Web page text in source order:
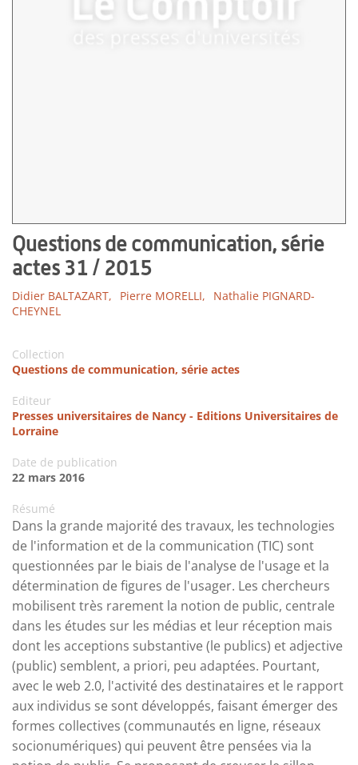
Questions de communication, série
actes 31 / 2015
Didier BALTAZART, Pierre MORELLI,
Nathalie PIGNARD-
CHEYNEL
Collection
Questions de communication, série actes
Editeur
Presses universitaires de Nancy - Editions Universitaires de
Lorraine
Date de publication
22 mars 2016
Résumé
Dans la grande majorité des travaux, les technologies
de l'information et de la communication (TIC) sont
questionnées par le biais de l'analyse de l'usage et la
détermination de figures de l'usager. Les chercheurs
mobilisent très rarement la notion de public, centrale
dans les études sur les médias et leur réception mais
dont les acceptions substantive (le publics) et adjective
(public) semblent, a priori, peu adaptées. Pourtant,
avec le web 2.0, l'activité des destinataires et le rapport
aux individus se sont développés, faisant émerger des
formes collectives (communautés en ligne, réseaux
socionumériques) qui peuvent être pensées via la